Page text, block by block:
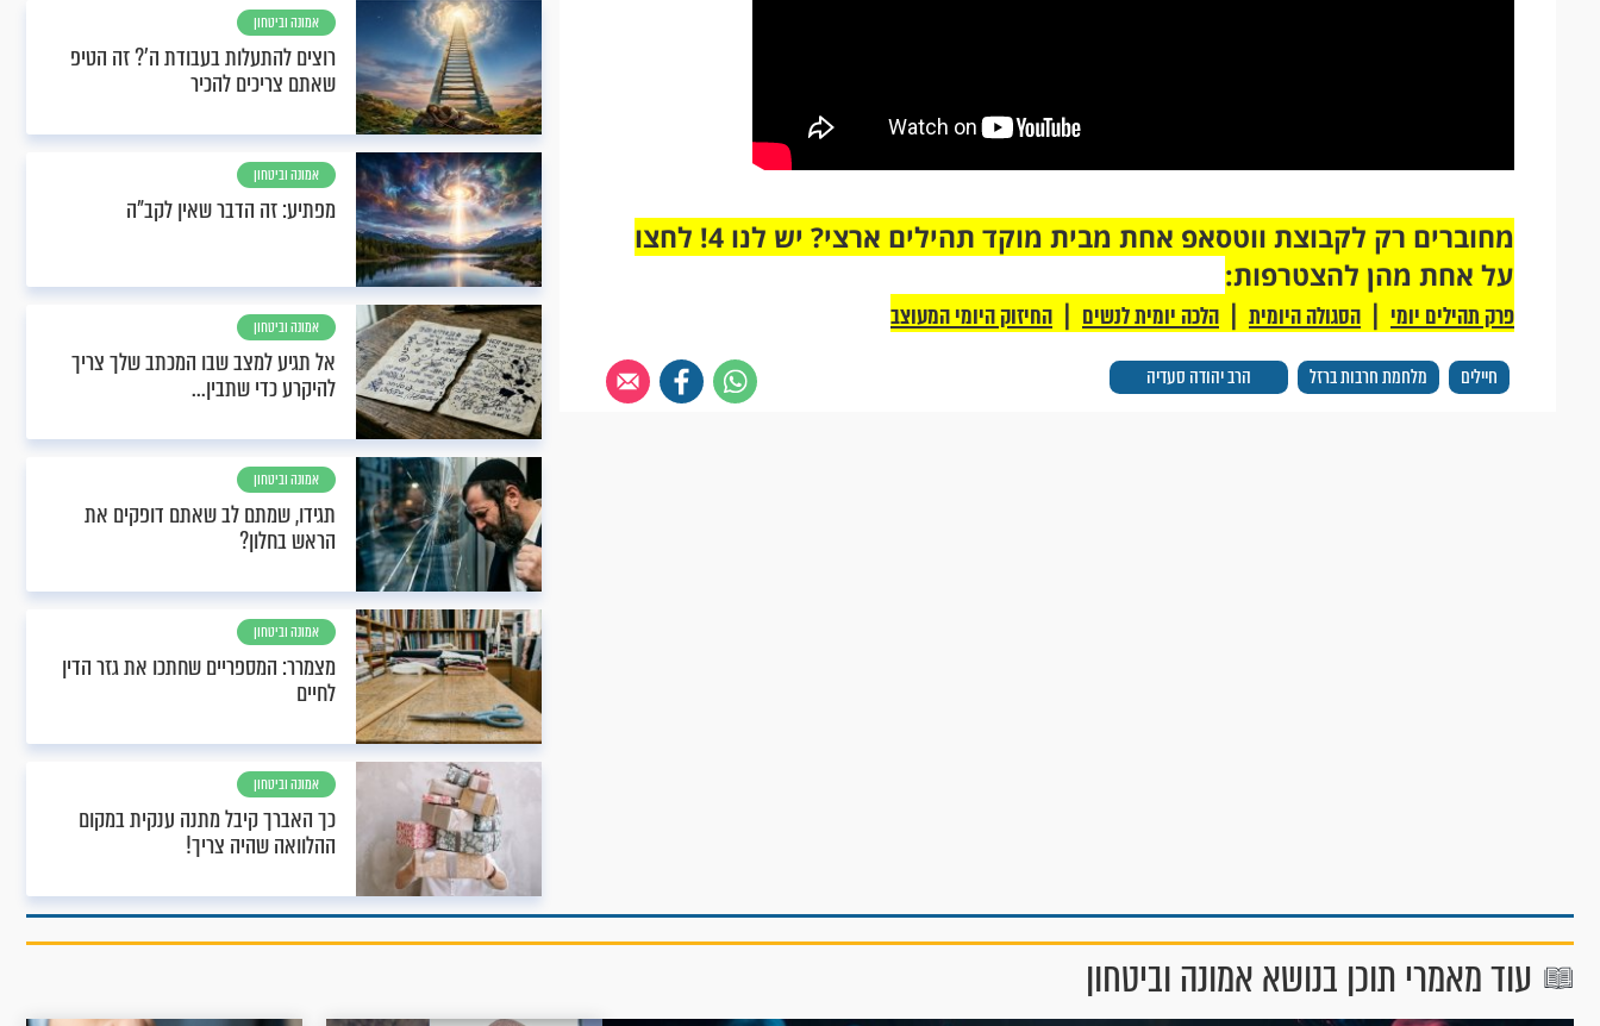
חיילים מלחמת חרבות ברזל הרב יהודה סעדיה
מחוברים רק לקבוצת ווטסאפ אחת מבית מוקד תהילים ארצי? יש לנו 4! לחצו
על אחת מהן להצטרפות:
פרק תהילים יומי | הסגולה היומית | הלכה יומית לנשים | החיזוק היומי המעוצב
אמונה וביטחון
רוצים להתעלות בעבודת ה'? זה הטיפ
שאתם צריכים להכיר
אמונה וביטחון
מפתיע: זה הדבר שאין לקב"ה
אמונה וביטחון
אל תגיע למצב שבו המכתב שלך צריך
להיקרע כדי שתבין...
אמונה וביטחון
תגידו, שמתם לב שאתם דופקים את
הראש בחלון?
אמונה וביטחון
מצמרר: המספריים שחתכו את גזר הדין
לחיים
אמונה וביטחון
כך האברך קיבל מתנה ענקית במקום
ההלוואה שהיה צריך!
עוד מאמרי תוכן בנושא אמונה וביטחון